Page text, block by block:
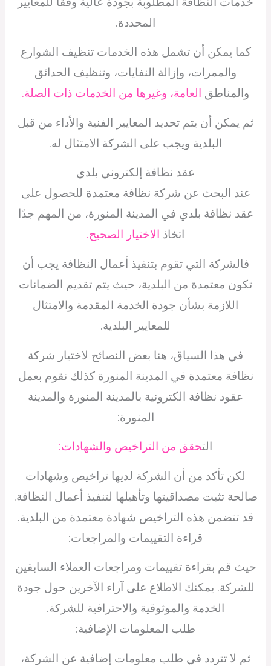
المحددة.
كما يمكن أن تشمل هذه الخدمات تنظيف الشوارع
والممرات، وإزالة النفايات، وتنظيف الحدائق
والمناطق العامة، وغيرها من الخدمات ذات الصلة.
ثم يمكن أن يتم تحديد المعايير الفنية والأداء من قبل
البلدية ويجب على الشركة الامتثال له.
عقد نظافة إلكتروني بلدي
عند البحث عن شركة نظافة معتمدة للحصول على
عقد نظافة بلدي في المدينة المنورة، من المهم جدًا
اتخاذ الاختيار الصحيح.
فالشركة التي تقوم بتنفيذ أعمال النظافة يجب أن
تكون معتمدة من البلدية، حيث يتم تقديم الضمانات
اللازمة بشأن جودة الخدمة المقدمة والامتثال
للمعايير البلدية.
في هذا السياق، هنا بعض النصائح لاختيار شركة
نظافة معتمدة في المدينة المنورة كذلك نقوم بعمل
عقود نظافة الكترونية بالمدينة المنورة والمدينة
المنورة:
التحقق من التراخيص والشهادات:
لكن تأكد من أن الشركة لديها تراخيص وشهادات
صالحة تثبت مصداقيتها وتأهيلها لتنفيذ أعمال النظافة.
قد تتضمن هذه التراخيص شهادة معتمدة من البلدية.
قراءة التقييمات والمراجعات:
حيث قم بقراءة تقييمات ومراجعات العملاء السابقين
للشركة. يمكنك الاطلاع على آراء الآخرين حول جودة
الخدمة والموثوقية والاحترافية للشركة.
طلب المعلومات الإضافية:
ثم لا تتردد في طلب معلومات إضافية عن الشركة،